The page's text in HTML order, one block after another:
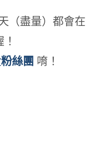
（盡量）都會在
絲團 唷！